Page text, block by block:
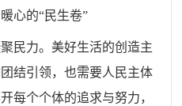
心的“民生卷”
民力。美好生活的创造主
结引领，也需要人民主体
每个个体的追求与努力，